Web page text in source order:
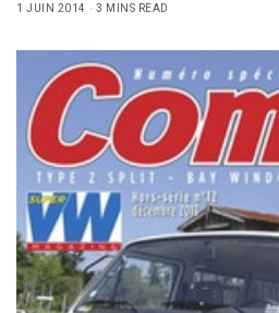
1 JUIN 2014
3 MINS READ